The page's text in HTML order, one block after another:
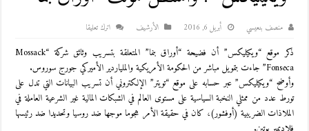
منصف بنعيسي أبريل 6, 2016 اﻷرشيف اترك تعليقا
ذكر موقع “ويكيليكس” أن فضيحة “أوراق بنما” المتعلقة بتسريب وثائق شركة “Mossack
Fonseca” جاءت بتمويل مباشر من الحكومة الأمريكية والملياردير الأميركي جورج سوروس.
وأوضح “ويكيليكس” عبر حسابه على موقع “تويتر” الإلكتروني أن تسريب البيانات التي تدل على
تورط عدد من ممثلي النخبة السياسية على مستوى العالم في الشبكات المالية غير الشرعية العاملة في
الملاذات الضريبية (أوفشور)، كان في حقيقة الأمر هجوما موجها ضد روسيا وتحديدا ضد رئيسها